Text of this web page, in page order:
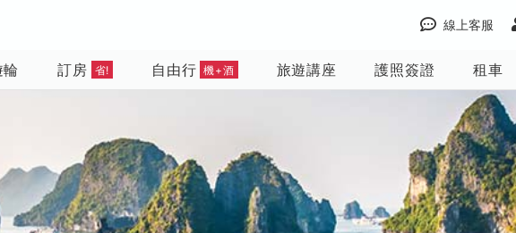
線上客服
訂房 省! 自由行 機+酒 旅遊講座 護照簽證 租車